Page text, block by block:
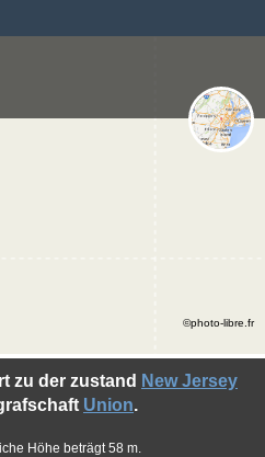
zu der zustand New Jersey
Union.
Höhe beträgt 58 m.
©photo-libre.fr